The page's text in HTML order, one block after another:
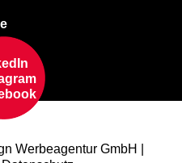
Werbeagentur GmbH |